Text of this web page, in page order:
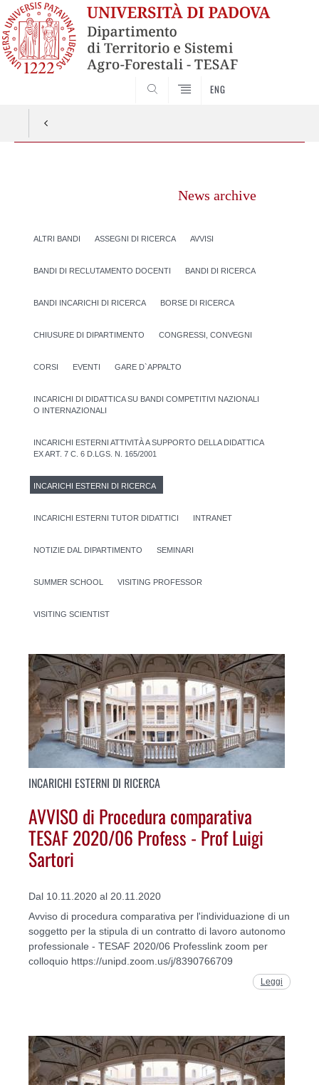
ENG
News archive
ALTRI BANDI ASSEGNI DI RICERCA AVVISI
BANDI DI RECLUTAMENTO DOCENTI BANDI DI RICERCA
BANDI INCARICHI DI RICERCA BORSE DI RICERCA
CHIUSURE DI DIPARTIMENTO CONGRESSI, CONVEGNI
CORSI EVENTI GARE D`APPALTO
INCARICHI DI DIDATTICA SU BANDI COMPETITIVI NAZIONALI
O INTERNAZIONALI
INCARICHI ESTERNI ATTIVITÀ A SUPPORTO DELLA DIDATTICA
EX ART. 7 C. 6 D.LGS. N. 165/2001
INCARICHI ESTERNI DI RICERCA
INCARICHI ESTERNI TUTOR DIDATTICI INTRANET
NOTIZIE DAL DIPARTIMENTO SEMINARI
SUMMER SCHOOL VISITING PROFESSOR
VISITING SCIENTIST
INCARICHI ESTERNI DI RICERCA
AVVISO di Procedura comparativa
TESAF 2020/06 Profess - Prof Luigi
Sartori
Dal 10.11.2020 al 20.11.2020
Avviso di procedura comparativa per l'individuazione di un
soggetto per la stipula di un contratto di lavoro autonomo
professionale - TESAF 2020/06 Professlink zoom per
colloquio https://unipd.zoom.us/j/8390766709
Leggi